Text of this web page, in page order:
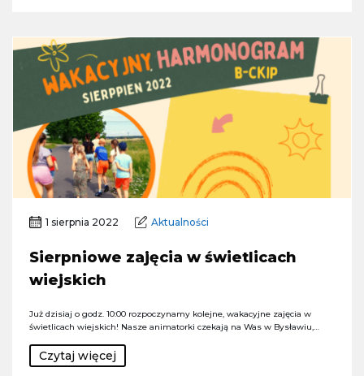
1 sierpnia 2022 Aktualności
Sierpniowe zajęcia w świetlicach
wiejskich
Już dzisiaj o godz. 10:00 rozpoczynamy kolejne, wakacyjne zajęcia w
świetlicach wiejskich! Nasze animatorki czekają na Was w Bysławiu,…
Czytaj więcej